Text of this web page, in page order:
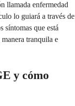
llamada enfermedad
lo guiará a través de
síntomas que está
tranquila e
y cómo